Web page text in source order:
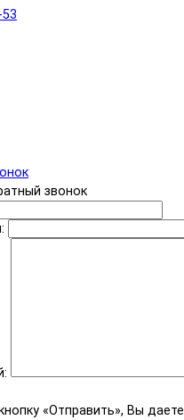
звонок
«Отправить», Вы даете